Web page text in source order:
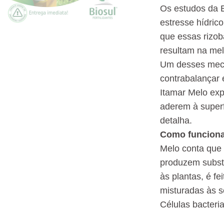
Os estudos da
estresse
que essas
resultam na
Um desses
contrabalançar
Itamar Melo
aderem à
detalha.
Como
Melo conta
produzem
às plantas, é
misturadas às
Células